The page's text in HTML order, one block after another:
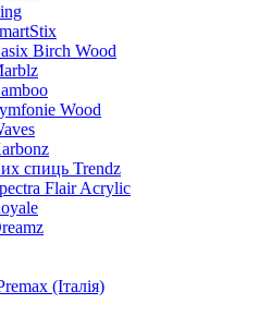
Birch Wood
Wood
спиць Trendz
Flair Acrylic
(Італія)